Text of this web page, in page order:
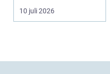
10 juli 2026